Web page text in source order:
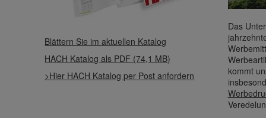
Blättern Sie im aktuellen Katalog
HACH Katalog als PDF (74,1 MB)
>Hier HACH Katalog per Post anfordern
Das
kommt